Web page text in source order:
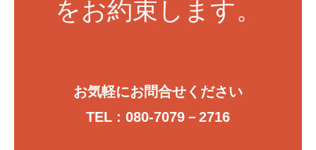
をお約束します。
お気軽にお問合せください
TEL : 080-7079－2716